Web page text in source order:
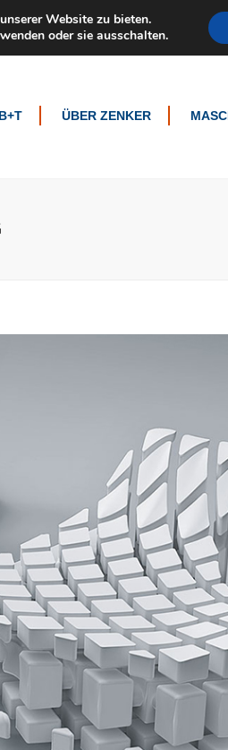
ÜBER ZENKER
Website zu bieten.
oder sie ausschalten.